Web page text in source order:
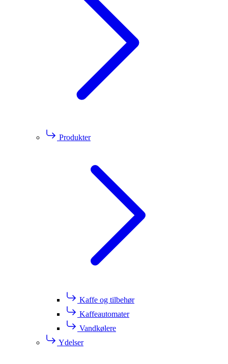
Produkter
Kaffe og tilbehør
Kaffeautomater
Vandkølere
Ydelser